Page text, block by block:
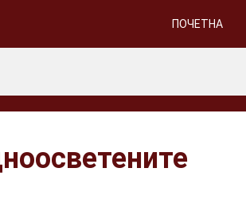
ПОЧЕТНА